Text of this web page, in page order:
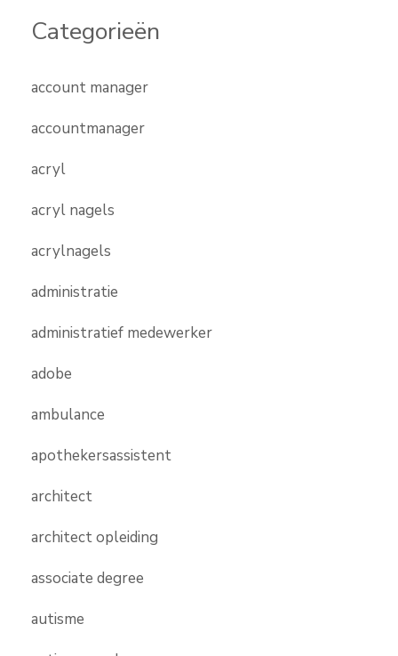
Categorieën
account manager
accountmanager
acryl
acryl nagels
acrylnagels
administratie
administratief medewerker
adobe
ambulance
apothekersassistent
architect
architect opleiding
associate degree
autisme